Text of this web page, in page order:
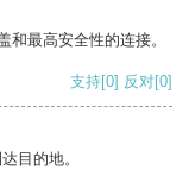
最高安全性的连接。
支持[0] 反对[0]
目的地。